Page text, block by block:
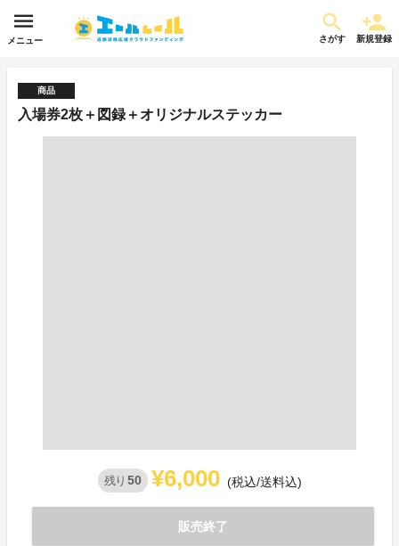
メニュー さがす 新規登録
商品
入場券2枚＋図録＋オリジナルステッカー
残り 50 ¥6,000 (税込/送料込)
販売終了